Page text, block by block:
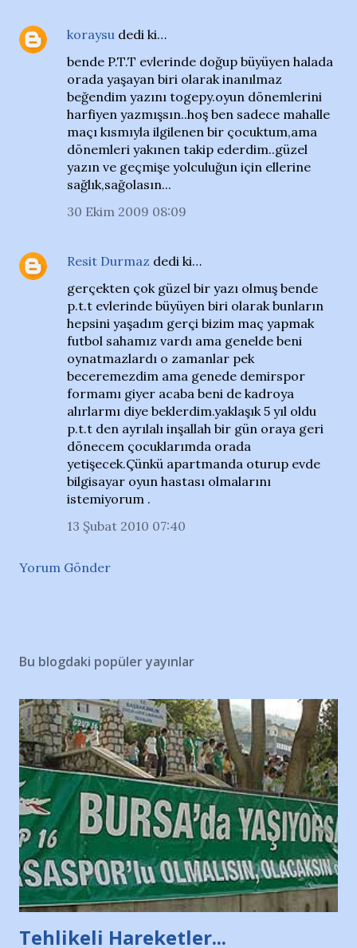
koraysu dedi ki…
bende P.T.T evlerinde doğup büyüyen halada
orada yaşayan biri olarak inanılmaz
beğendim yazını togepy.oyun dönemlerini
harfiyen yazmışsın..hoş ben sadece mahalle
maçı kısmıyla ilgilenen bir çocuktum,ama
dönemleri yakınen takip ederdim..güzel
yazın ve geçmişe yolculuğun için ellerine
sağlık,sağolasın...
30 Ekim 2009 08:09
Resit Durmaz dedi ki…
gerçekten çok güzel bir yazı olmuş bende
p.t.t evlerinde büyüyen biri olarak bunların
hepsini yaşadım gerçi bizim maç yapmak
futbol sahamız vardı ama genelde beni
oynatmazlardı o zamanlar pek
beceremezdim ama genede demirspor
formamı giyer acaba beni de kadroya
alırlarmı diye beklerdim.yaklaşık 5 yıl oldu
p.t.t den ayrılalı inşallah bir gün oraya geri
dönecem çocuklarımda orada
yetişecek.Çünkü apartmanda oturup evde
bilgisayar oyun hastası olmalarını
istemiyorum .
13 Şubat 2010 07:40
Yorum Gönder
Bu blogdaki popüler yayınlar
Tehlikeli Hareketler...